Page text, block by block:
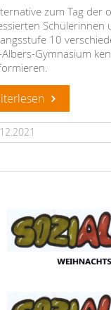
zum Tag der
Schülerinnen
10
Albers-Gymnasium